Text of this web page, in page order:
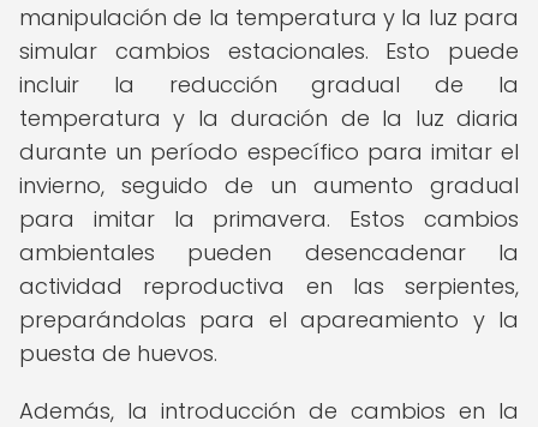
manipulación de la temperatura y la luz para
simular cambios estacionales. Esto puede
incluir la reducción gradual de la
temperatura y la duración de la luz diaria
durante un período específico para imitar el
invierno, seguido de un aumento gradual
para imitar la primavera. Estos cambios
ambientales pueden desencadenar la
actividad reproductiva en las serpientes,
preparándolas para el apareamiento y la
puesta de huevos.
Además, la introducción de cambios en la